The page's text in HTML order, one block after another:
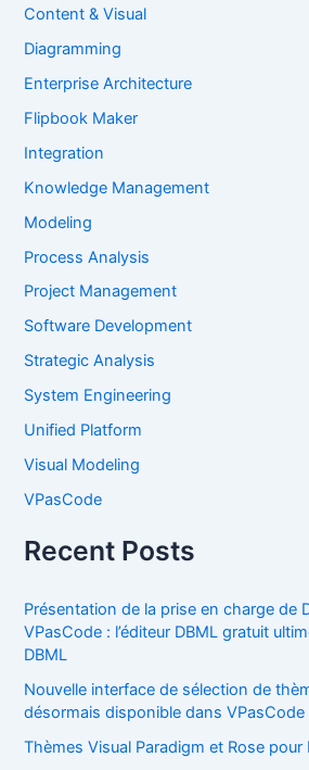
Content & Visual
Diagramming
Enterprise Architecture
Flipbook Maker
Integration
Knowledge Management
Modeling
Process Analysis
Project Management
Software Development
Strategic Analysis
System Engineering
Unified Platform
Visual Modeling
VPasCode
Recent Posts
Présentation de la prise en charge de
VPasCode : l’éditeur DBML gratuit
DBML
Nouvelle interface de sélection de
désormais disponible dans VPasCode
Thèmes Visual Paradigm et Rose pour